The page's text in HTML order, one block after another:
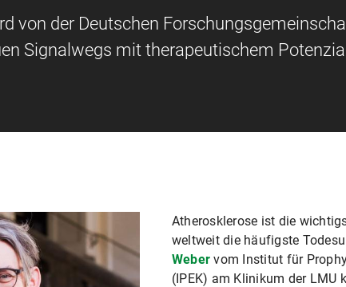
von der Deutschen
Signalwegs mit therapeutischem
Atherosklerose ist die
weltweit die häufigste
Weber vom Institut für
(IPEK) am Klinikum der LMU